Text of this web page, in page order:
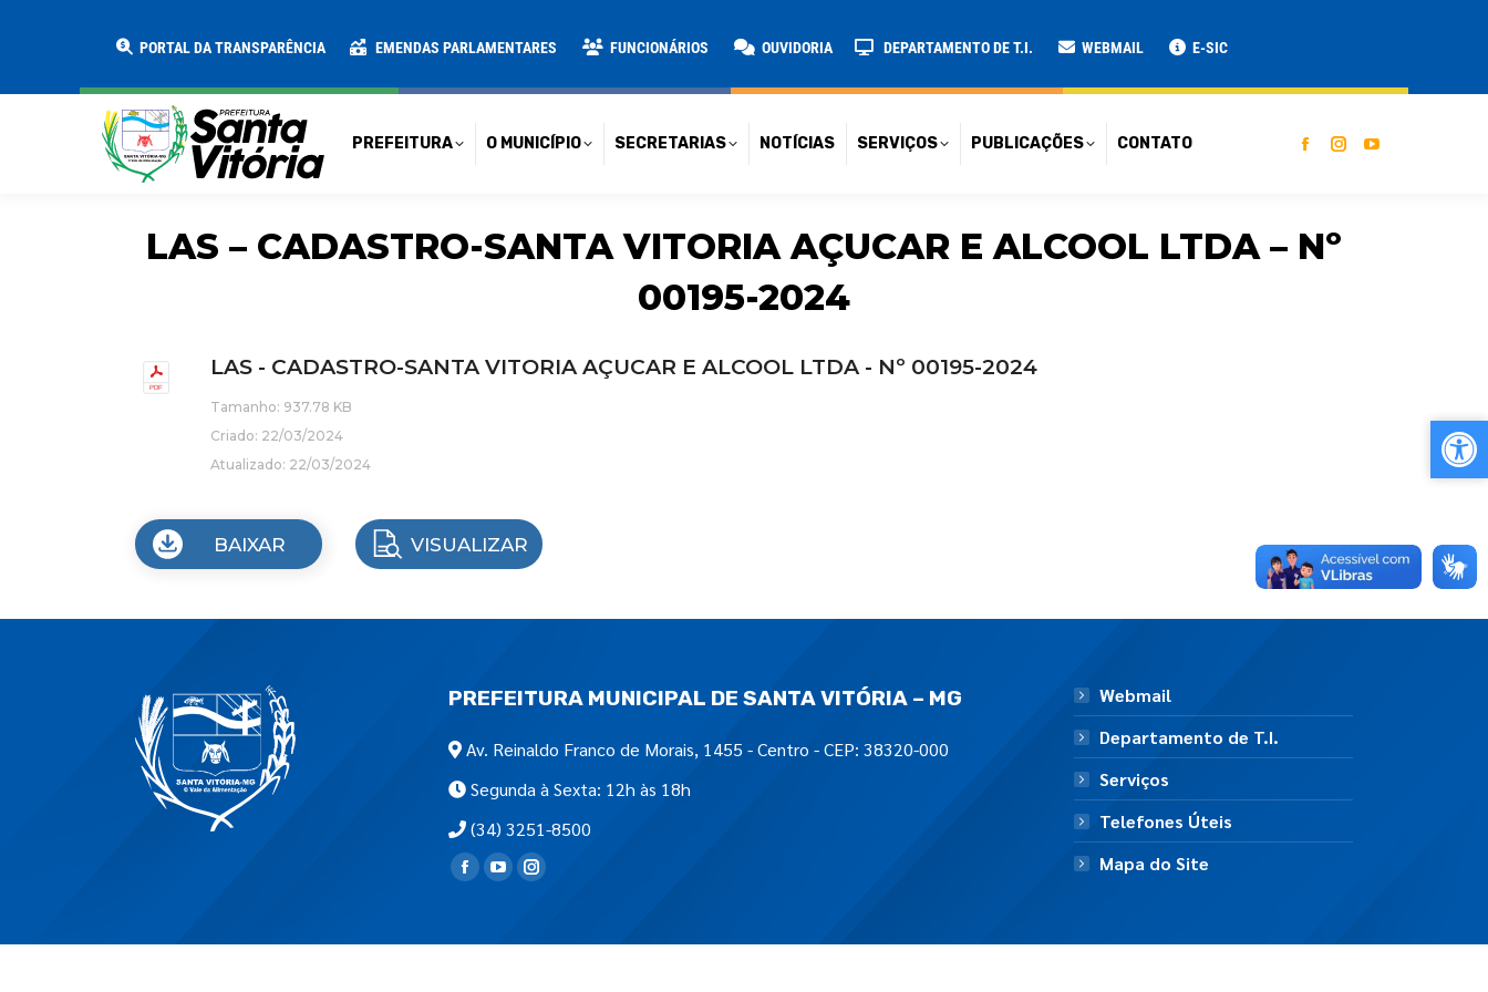
PORTAL DA TRANSPARÊNCIA EMENDAS PARLAMENTARES FUNCIONÁRIOS OUVIDORIA DEPARTAMENTO DE T.I. WEBMAIL E-SIC
PREFEITURA O MUNICÍPIO SECRETARIAS NOTÍCIAS SERVIÇOS PUBLICAÇÕES CONTATO
LAS – CADASTRO-SANTA VITORIA AÇUCAR E ALCOOL LTDA – Nº
00195-2024
LAS - CADASTRO-SANTA VITORIA AÇUCAR E ALCOOL LTDA - Nº 00195-2024
Tamanho: 937.78 KB
Criado: 22/03/2024
Atualizado: 22/03/2024
BAIXAR VISUALIZAR
PREFEITURA MUNICIPAL DE SANTA VITÓRIA – MG
Av. Reinaldo Franco de Morais, 1455 - Centro - CEP: 38320-000
Segunda à Sexta: 12h às 18h
(34) 3251-8500
Encontre-nos em:
Webmail
Departamento de T.I.
Serviços
Telefones Úteis
Mapa do Site